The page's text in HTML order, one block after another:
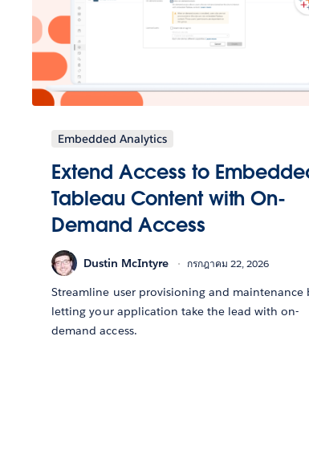
Embedded Analytics
Extend Access to
Tableau Content with On-
Demand Access
Dustin McIntyre กรกฎาคม 22, 2026
Streamline user provisioning and maintenance
letting your application take the lead with on-
demand access.